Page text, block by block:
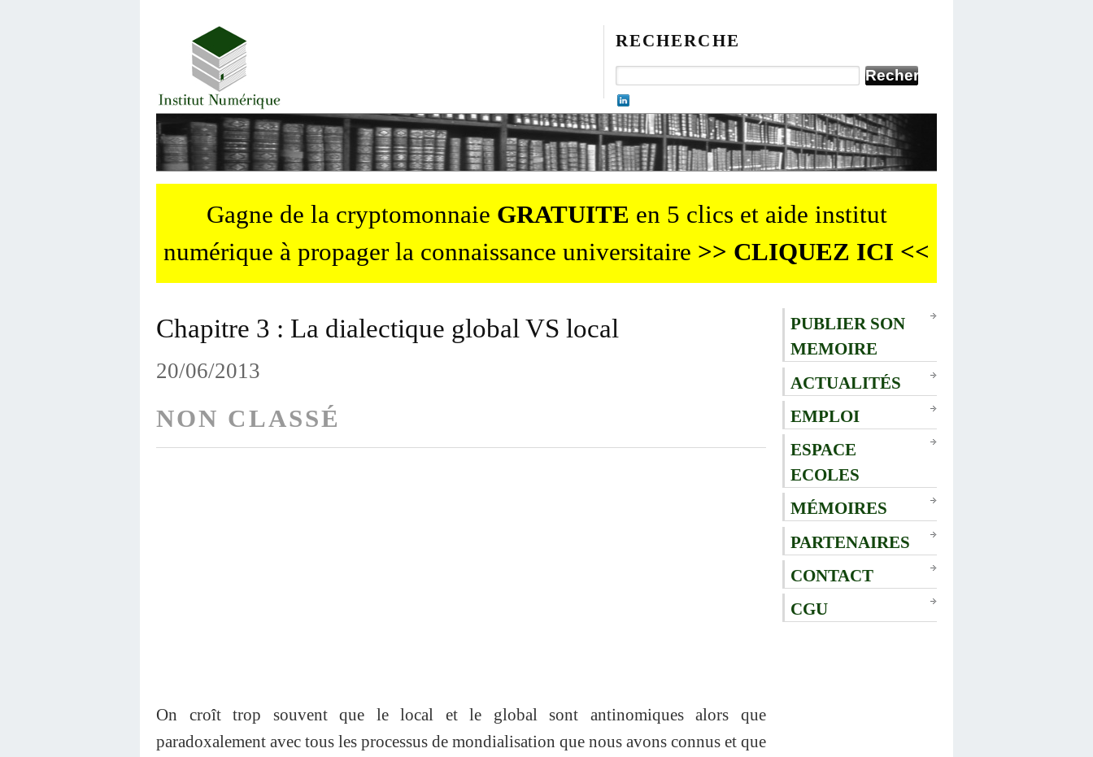
RECHERCHE
Gagne de la cryptomonnaie GRATUITE en 5 clics et aide institut
numérique à propager la connaissance universitaire >> CLIQUEZ ICI <<
Chapitre 3 : La dialectique global VS local
20/06/2013
NON CLASSÉ
On croît trop souvent que le local et le global sont antinomiques alors que
paradoxalement avec tous les processus de mondialisation que nous avons connus et que
PUBLIER SON
MEMOIRE
ACTUALITÉS
EMPLOI
ESPACE
ECOLES
MÉMOIRES
PARTENAIRES
CONTACT
CGU